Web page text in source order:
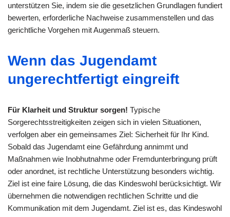
unterstützen Sie, indem sie die gesetzlichen Grundlagen fundiert
bewerten, erforderliche Nachweise zusammenstellen und das
gerichtliche Vorgehen mit Augenmaß steuern.
Wenn das Jugendamt
ungerechtfertigt eingreift
Für Klarheit und Struktur sorgen! Typische
Sorgerechtsstreitigkeiten zeigen sich in vielen Situationen,
verfolgen aber ein gemeinsames Ziel: Sicherheit für Ihr Kind.
Sobald das Jugendamt eine Gefährdung annimmt und
Maßnahmen wie Inobhutnahme oder Fremdunterbringung prüft
oder anordnet, ist rechtliche Unterstützung besonders wichtig.
Ziel ist eine faire Lösung, die das Kindeswohl berücksichtigt. Wir
übernehmen die notwendigen rechtlichen Schritte und die
Kommunikation mit dem Jugendamt. Ziel ist es, das Kindeswohl